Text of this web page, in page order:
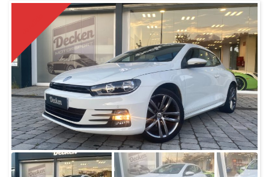
Vendido